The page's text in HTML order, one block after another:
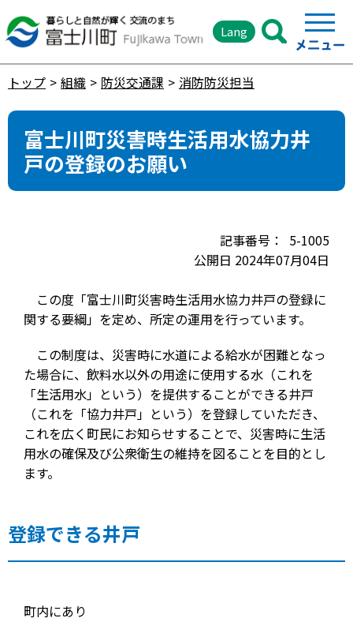
Lang
トップ 組織 防災交通課 消防防災担当
富士川町災害時生活用水協力井
戸の登録のお願い
5-1005
公開日 2024年07月04日
この度「富士川町災害時生活用水協力井戸の登録に
関する要綱」を定め、所定の運用を行っています。
この制度は、災害時に水道による給水が困難となっ
た場合に、飲料水以外の用途に使用する水（これを
「生活用水」という）を提供することができる井戸
（これを「協力井戸」という）を登録していただき、
これを広く町民にお知らせすることで、災害時に生活
用水の確保及び公衆衛生の維持を図ることを目的とし
ます。
登録できる井戸
町内にあり